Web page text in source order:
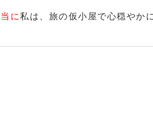
に私は、旅の仮小屋で心穏やか